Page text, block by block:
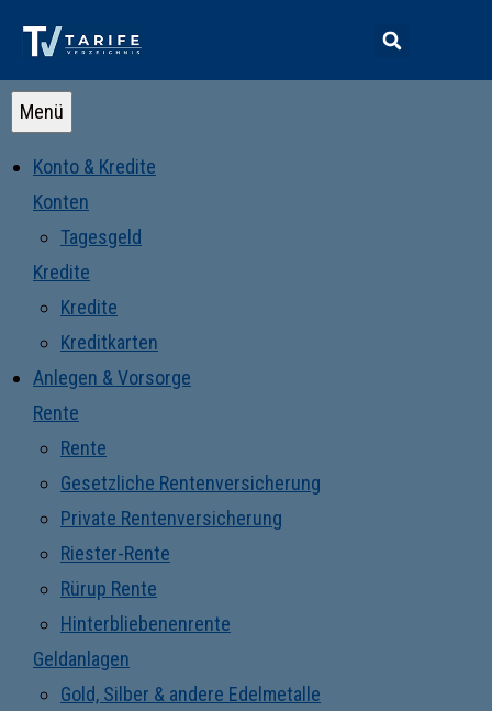
Menü
Konto & Kredite
Konten
Tagesgeld
Kredite
Kredite
Kreditkarten
Anlegen & Vorsorge
Rente
Rente
Gesetzliche Rentenversicherung
Private Rentenversicherung
Riester-Rente
Rürup Rente
Hinterbliebenenrente
Geldanlagen
Gold, Silber & andere Edelmetalle